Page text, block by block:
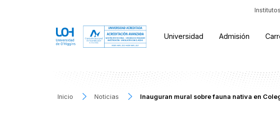
Universidad Admisión
Inicio Noticias Inauguran mural sobre fauna nativa en